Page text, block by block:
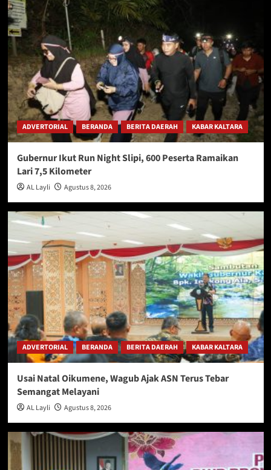
ADVERTORIAL BERANDA BERITA DAERAH KABAR KALTARA
Gubernur Ikut Run Night Slipi, 600 Peserta Ramaikan
Lari 7,5 Kilometer
AL Layli Agustus 8, 2026
ADVERTORIAL BERANDA BERITA DAERAH KABAR KALTARA
Usai Natal Oikumene, Wagub Ajak ASN Terus Tebar
Semangat Melayani
AL Layli Agustus 8, 2026